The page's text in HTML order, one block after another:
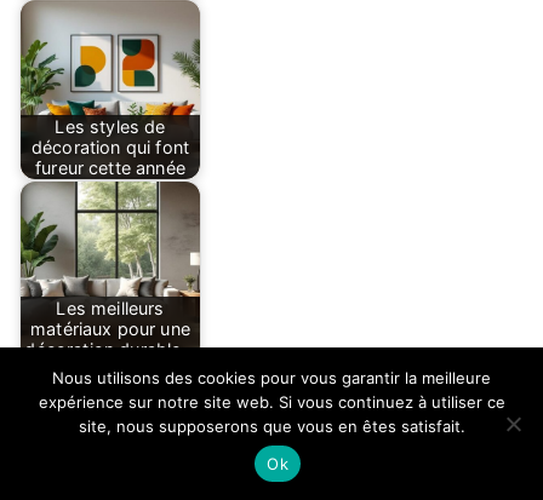
Les styles de
décoration qui font
fureur cette année
Les meilleurs
matériaux pour une
décoration durable…
Nous utilisons des cookies pour vous garantir la meilleure
expérience sur notre site web. Si vous continuez à utiliser ce
site, nous supposerons que vous en êtes satisfait.
Ok